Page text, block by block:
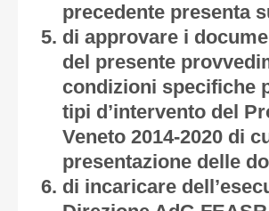
precedente presenta
di approvare i
del presente
condizioni specifiche
tipi d’intervento del
Veneto 2014-2020 di
presentazione delle
di incaricare